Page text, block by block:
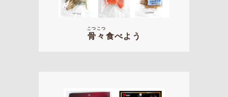
骨
こつ
々
こつ
食べよう